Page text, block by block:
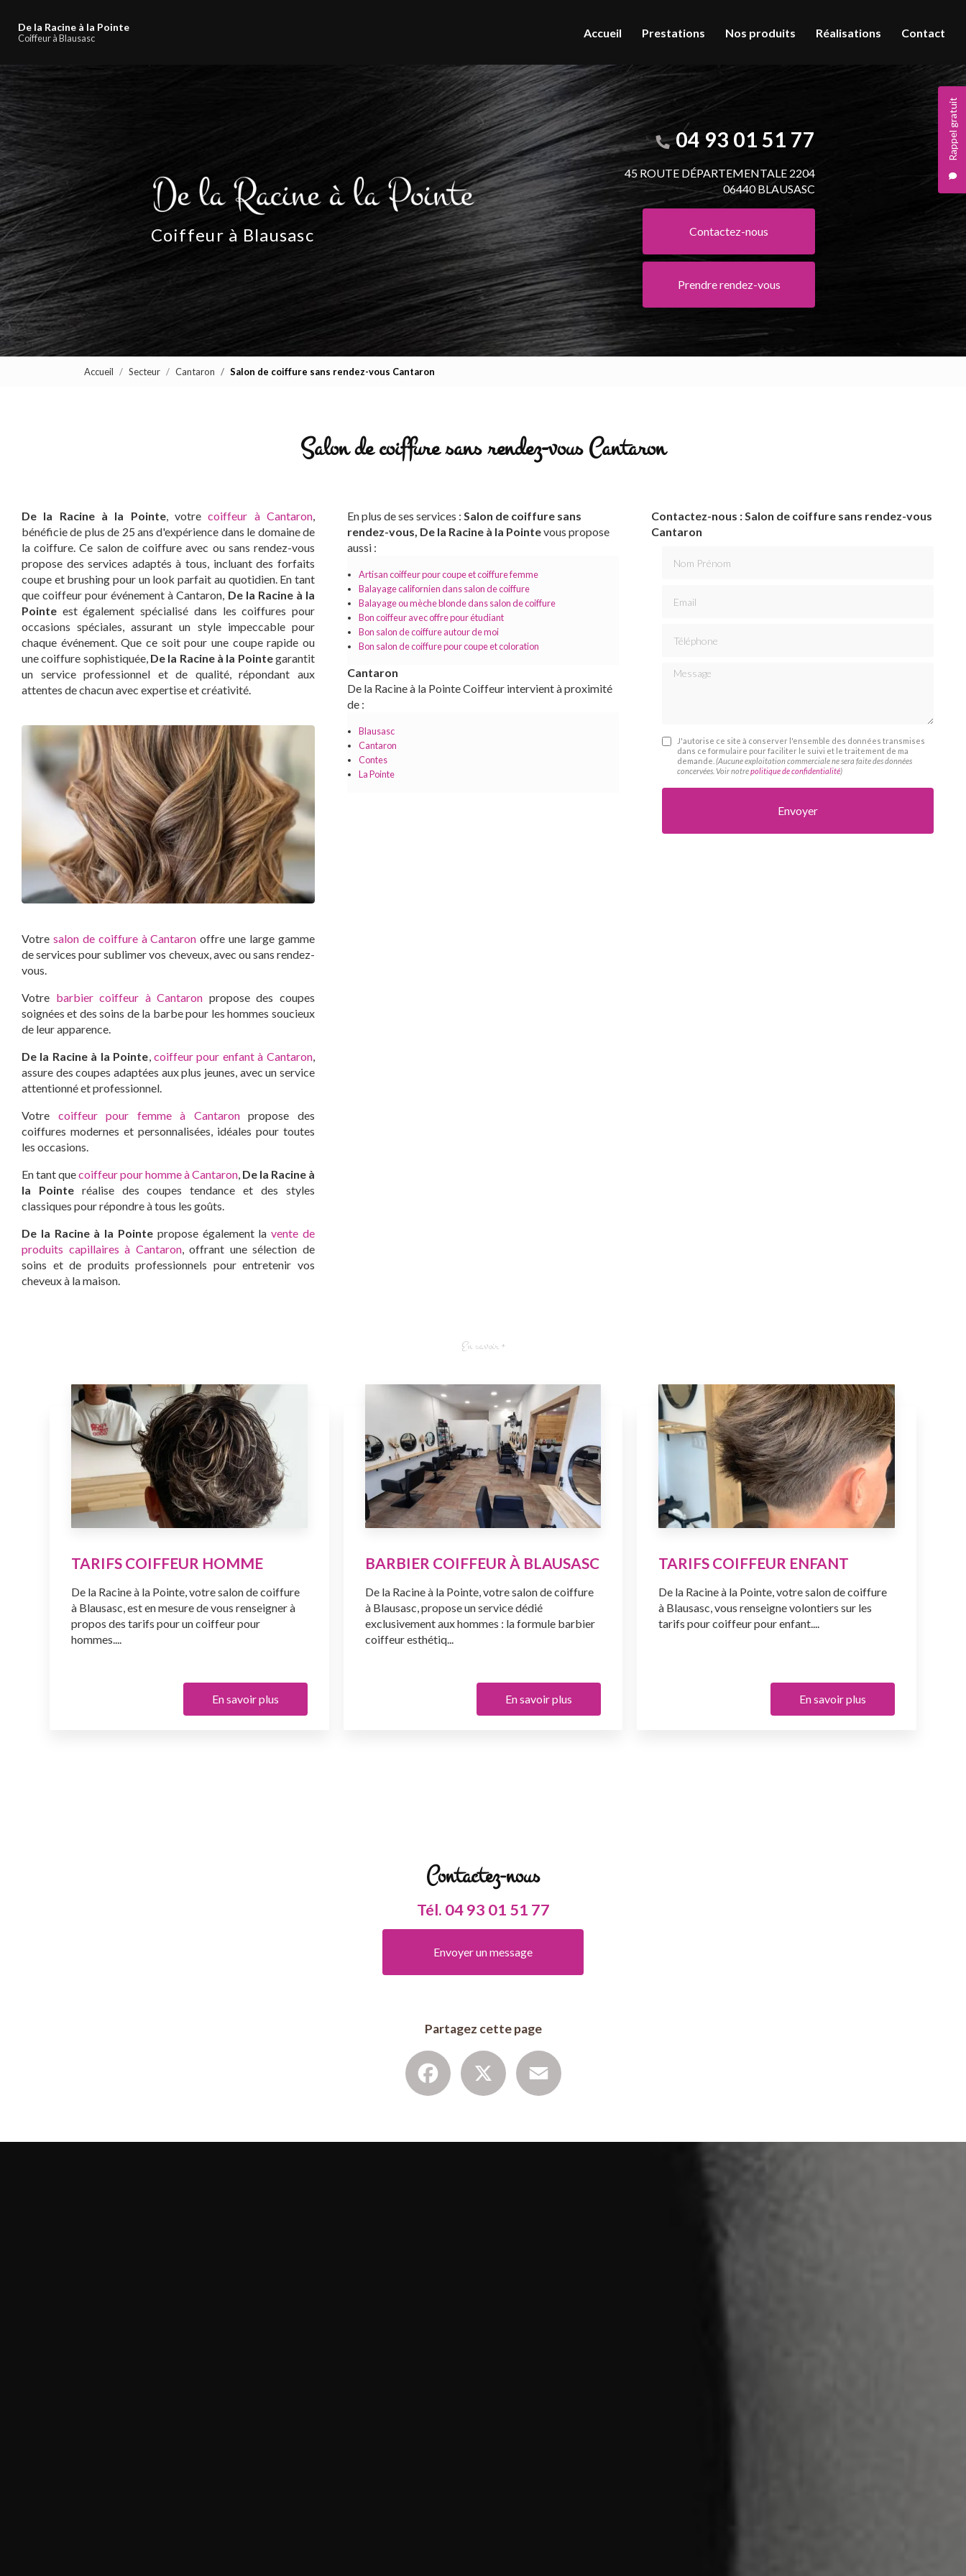
contenu
De la Racine à la Pointe
Coiffeur à Blausasc
Rappel gratuit
Accueil
Prestations Nos produits Réalisations Contact
Coiffeur à Blausasc
04 93 01 51 77
45 ROUTE DÉPARTEMENTALE 2204
06440 BLAUSASC
Contactez-nous
Prendre rendez-vous
Accueil Secteur Cantaron Salon de coiffure sans rendez-vous Cantaron
Salon de coiffure sans rendez-vous Cantaron
De la Racine à la Pointe, votrecoiffeur à Cantaron
bénéficie de plus de 25 ans d'expérience dans le domaine de
la coiffure. Ce salon de coiffure avec ou sans rendez-vous
propose des services adaptés à tous, incluant des forfaits
coupe et brushing pour un look parfait au quotidien. En tant
que coiffeur pour événement à Cantaron, De la Racine à la
Pointe est également spécialisé dans les coiffures pour
occasions spéciales, assurant un style impeccable pour
chaque événement. Que ce soit pour une coupe rapide ou
une coiffure sophistiquée, De la Racine à la Pointegarantit
un service professionnel et de qualité, répondant aux
attentes de chacun avec expertise et créativité.
Votre salon de coiffure à Cantaron offre une large gamme
de services pour sublimer vos cheveux, avec ou sans rendez-
vous.
Votre barbier coiffeur à Cantaron propose des coupes
soignées et des soins de la barbe pour les hommes soucieux
de leur apparence.
De la Racine à la Pointe, coiffeur pour enfant à Cantaron,
assure des coupes adaptées aux plus jeunes, avec un service
attentionné et professionnel.
Votre coiffeur pour femme à Cantaronpropose des
coiffures modernes et personnalisées, idéales pour toutes
les occasions.
En tant quecoiffeur pour homme à Cantaron, De la Racine à
la Pointeréalise des coupes tendance et des styles
classiques pour répondre à tous les goûts.
De la Racine à la Pointe propose également lavente de
produits capillaires à Cantaron, offrant une sélection de
soins et de produits professionnels pour entretenir vos
cheveux à la maison.
En plus de ses services : Salon de coiffure sans
rendez-vous, De la Racine à la Pointevous propose
aussi :
Artisan coiffeur pour coupe et coiffure femme
Balayage californien dans salon de coiffure
Balayage ou mèche blonde dans salon de coiffure
Bon coiffeur avec offre pour étudiant
Bon salon de coiffure autour de moi
Bon salon de coiffure pour coupe et coloration
Cantaron
De la Racine à la Pointe Coiffeur intervient à proximité
de :
Blausasc
Cantaron
Contes
La Pointe
Contactez-nous : Salon de coiffure sans rendez-vous
Cantaron
Message
J'autorise ce site à conserver l'ensemble des données transmises
dans ce formulaire pour faciliter le suivi et le traitement de ma
demande. (Aucune exploitation commerciale ne sera faite des données
concervées. Voir notrepolitique de confidentialité)
En savoir +
TARIFS COIFFEUR HOMME
De la Racine à la Pointe, votre salon de coiffure
à Blausasc, est en mesure de vous renseigner à
propos des tarifs pour un coiffeur pour
hommes....
En savoir plus
BARBIER COIFFEUR À BLAUSASC
De la Racine à la Pointe, votre salon de coiffure
à Blausasc, propose un service dédié
exclusivement aux hommes : la formule barbier
coiffeur esthétiq...
En savoir plus
TARIFS COIFFEUR ENFANT
De la Racine à la Pointe, votre salon de coiffure
à Blausasc, vous renseigne volontiers sur les
tarifs pour coiffeur pour enfant....
En savoir plus
Contactez-nous
Tél. 04 93 01 51 77
Envoyer un message
Partagez cette page
Facebook